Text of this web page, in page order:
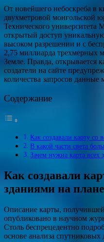
От новейшего небоскреба в
двухметровой монгольской
Технического
открытый доступ
высоком разрешении и с
2,75 миллиарда трехмерных
Земле. Правда, открывается
создатели на сайте
количества запросов данные
Содержание
Как создавали карту со
В какой части света
Зачем нужна карта всех
Как создавали
зданиями на
Описание карты,
опубликовано в научном
Столь беспрецедентно
основе анализа спутниковых